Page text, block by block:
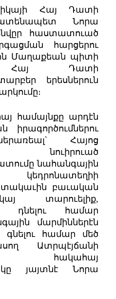
Հայ Դատի
ատենապետ Նորա
հաստատուած
հարցերու
Մաղաքեան պիտի
Հայ Դատի
երեսներուն
համայնքը արդէն
իրագործումներու
Հայոց
նուիրուած
նահանգային
տակաւին բաւական
տարուելիք,
դնելու համար
մարմիններէն
գնելու համար մեծ
Ատրպէյճանի
հակահայ
կը յայտնէ Նորա